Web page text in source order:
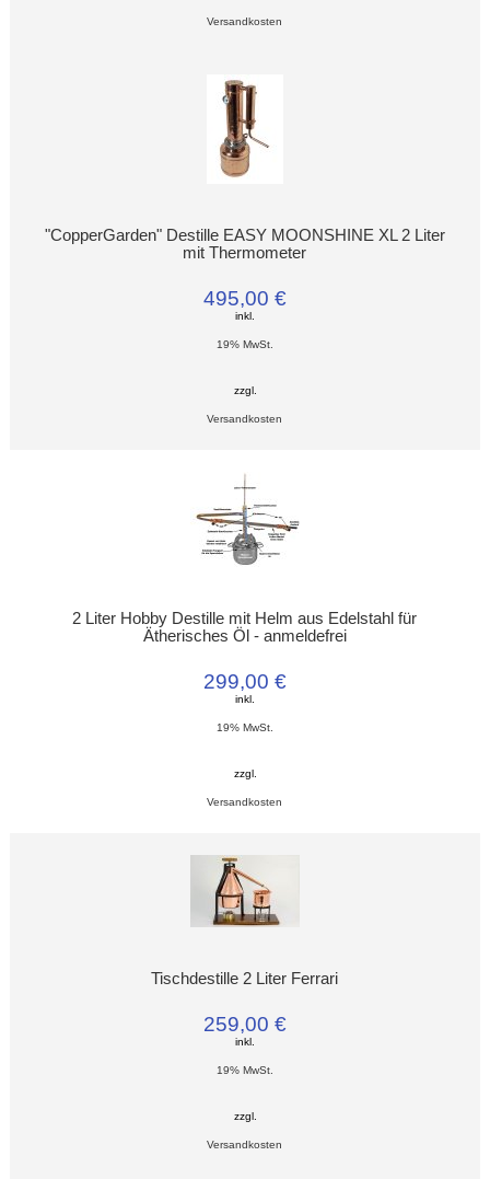
Versandkosten
"CopperGarden" Destille EASY MOONSHINE XL 2 Liter
mit Thermometer
495,00 €
inkl.
19% MwSt.
zzgl.
Versandkosten
2 Liter Hobby Destille mit Helm aus Edelstahl für
Ätherisches Öl - anmeldefrei
299,00 €
inkl.
19% MwSt.
zzgl.
Versandkosten
Tischdestille 2 Liter Ferrari
259,00 €
inkl.
19% MwSt.
zzgl.
Versandkosten